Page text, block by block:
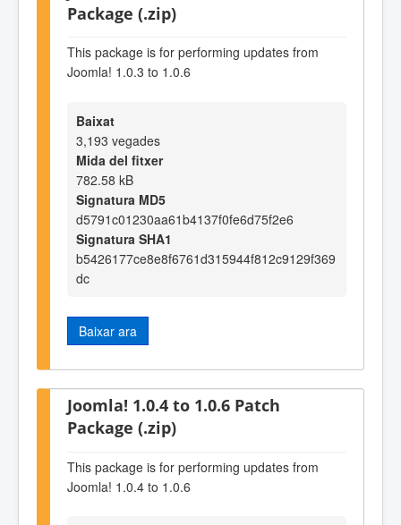
Package (.zip)
This package is for performing updates from
Joomla! 1.0.3 to 1.0.6
Baixat
3,193 vegades
Mida del fitxer
782.58 kB
Signatura MD5
d5791c01230aa61b4137f0fe6d75f2e6
Signatura SHA1
b5426177ce8e8f6761d315944f812c9129f369
dc
Baixar ara
Joomla! 1.0.4 to 1.0.6 Patch
Package (.zip)
This package is for performing updates from
Joomla! 1.0.4 to 1.0.6